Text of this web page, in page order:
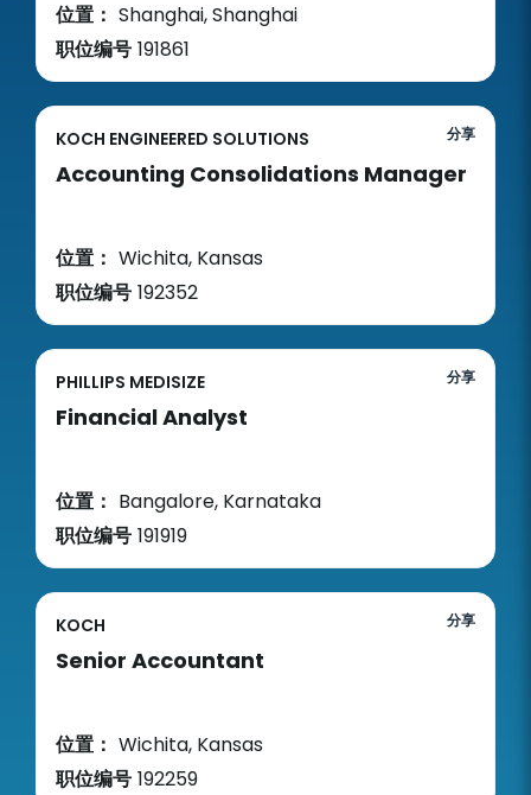
位置： Shanghai, Shanghai
职位编号 191861
KOCH ENGINEERED SOLUTIONS 分享
Accounting Consolidations Manager
位置： Wichita, Kansas
职位编号 192352
PHILLIPS MEDISIZE 分享
Financial Analyst
位置： Bangalore, Karnataka
职位编号 191919
KOCH 分享
Senior Accountant
位置： Wichita, Kansas
职位编号 192259